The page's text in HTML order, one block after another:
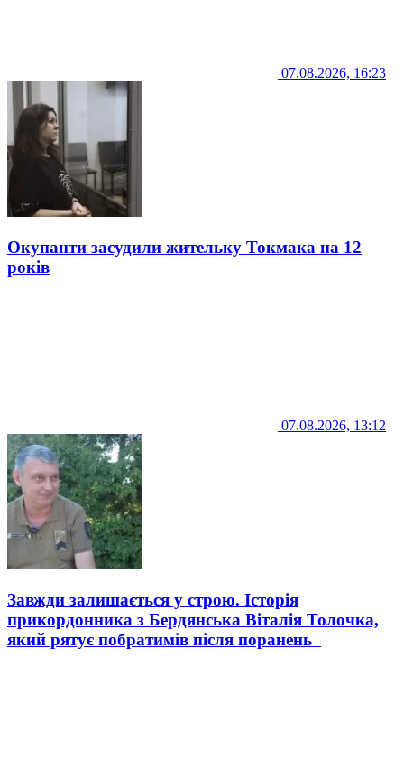
07.08.2026, 16:23
Окупанти засудили жительку Токмака на 12
років
07.08.2026, 13:12
Завжди залишається у строю. Історія
прикордонника з Бердянська Віталія Толочка,
який рятує побратимів після поранень